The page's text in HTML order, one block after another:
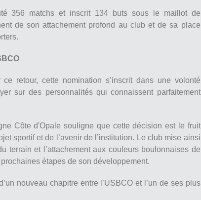
356 matchs et inscrit 134 buts sous le maillot de
de son attachement profond au club et de sa place
retour, cette nomination s’inscrit dans une volonté
sur des personnalités qui connaissent parfaitement
Côte d'Opale souligne que cette décision est le fruit
sportif et de l’avenir de l’institution. Le club mise ainsi
terrain et l’attachement aux couleurs boulonnaises de
étapes de son développement.
nouveau chapitre entre l’USBCO et l’un de ses plus